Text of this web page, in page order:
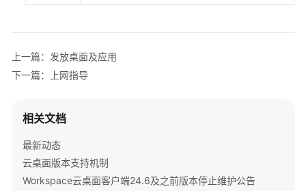
通
过
予
使
Workspace
的
上一篇：发放桌面及应用
下一篇：上网指导
相关文档
最新动态
云桌面版本支持机制
Workspace云桌面客户端24.6及之前版本停止维护公告